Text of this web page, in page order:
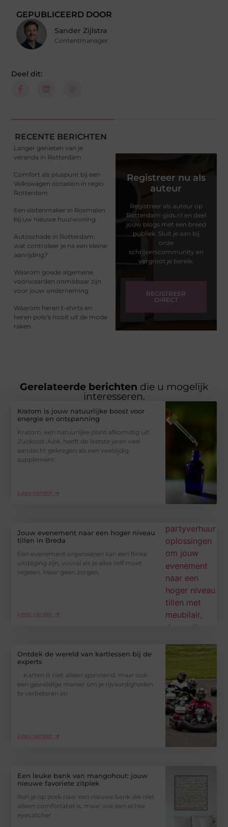
GEPUBLICEERD DOOR
Sander Zijlstra
Contentmanager
Deel dit:
RECENTE BERICHTEN
Langer genieten van je
veranda in Rotterdam
Comfort als pluspunt bij een
Volkswagen occasion in regio
Rotterdam
Een slotenmaker in Rosmalen
bij uw nieuwe huurwoning
Autoschade in Rotterdam:
wat controleer je na een kleine
aanrijding?
Waarom goede algemene
voorwaarden onmisbaar zijn
voor jouw onderneming
Waarom heren t-shirts en
heren polo's nooit uit de mode
raken
Registreer nu als
auteur
Registreer als auteur op
Rotterdam-gids.nl en deel
jouw blogs met een breed
publiek. Sluit je aan bij
onze
schrijverscommunity en
vergroot je bereik.
REGISTREER
DIRECT
Gerelateerde berichten die u mogelijk
interesseren.
Kratom is jouw natuurlijke boost voor
energie en ontspanning
Kratom, een natuurlijke plant afkomstig uit
Zuidoost-Azië, heeft de laatste jaren veel
aandacht gekregen als een veelzijdig
supplement.
Lees verder ➜
Jouw evenement naar een hoger niveau
tillen in Breda
Een evenement organiseren kan een flinke
uitdaging zijn, vooral als je alles zelf moet
regelen. Maar geen zorgen,
Lees verder ➜
Ontdek de wereld van kartlessen bij de
experts
Karten is niet alleen spannend, maar ook
een geweldige manier om je rijvaardigheden
te verbeteren en
Lees verder ➜
Een leuke bank van mangohout: jouw
nieuwe favoriete zitplek
Ben je op zoek naar een nieuwe bank die niet
alleen comfortabel is, maar ook een echte
eyecatcher